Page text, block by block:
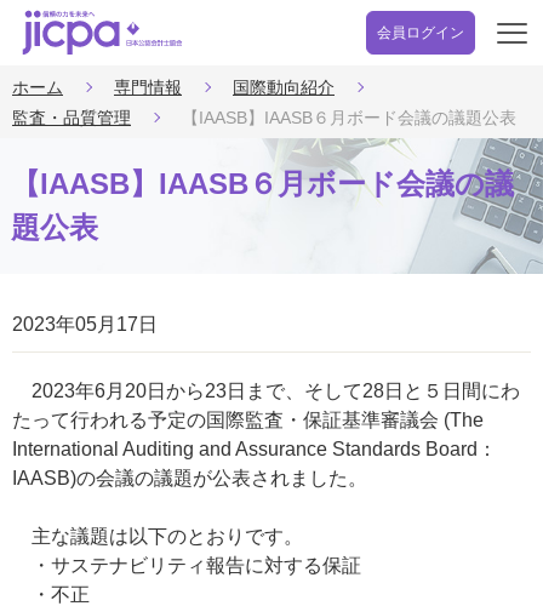
会員ログイン
開
ホーム 専門情報
国際動向紹介
監査・品質管理
【IAASB】IAASB６月ボード会議の議題公表
【IAASB】IAASB６月ボード会議の議
題公表
2023年05月17日
2023年6月20日から23日まで、そして28日と５日間にわ
たって行われる予定の国際監査・保証基準審議会 (The
International Auditing and Assurance Standards Board：
IAASB)の会議の議題が公表されました。
主な議題は以下のとおりです。
・サステナビリティ報告に対する保証
・不正